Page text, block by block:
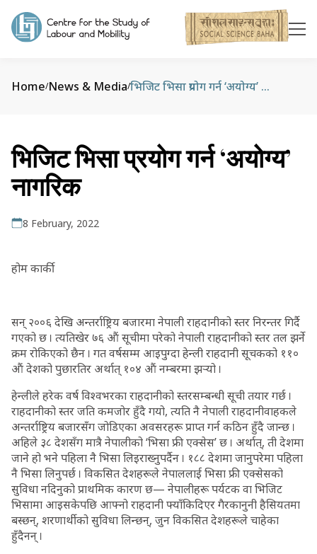
Home/News & Media/ भिजिट भिसा प्रयोग गर्न ‘अयोग्य’ नागरिक
भिजिट भिसा प्रयोग गर्न ‘अयोग्य’
नागरिक
8 February, 2022
होम कार्की
सन् २००६ देखि अन्तर्राष्ट्रिय बजारमा नेपाली राहदानीको स्तर निरन्तर गिर्दै
गएको छ । त्यतिखेर ७६ औं सूचीमा परेको नेपाली राहदानीको स्तर तल झर्ने
क्रम रोकिएको छैन । गत वर्षसम्म आइपुग्दा हेन्ली राहदानी सूचकको ११०
औं देशको पुछारतिर अर्थात् १०४ औं नम्बरमा झर्‍यो ।
हेन्लीले हरेक वर्ष विश्वभरका राहदानीको स्तरसम्बन्धी सूची तयार गर्छ ।
राहदानीको स्तर जति कमजोर हुँदै गयो, त्यति नै नेपाली राहदानीवाहकले
अन्तर्राष्ट्रिय बजारसँग जोडिएका अवसरहरू प्राप्त गर्न कठिन हुँदै जान्छ ।
अहिले ३८ देशसँग मात्रै नेपालीको ‘भिसा फ्री एक्सेस’ छ । अर्थात्, ती देशमा
जाने हो भने पहिला नै भिसा लिइराख्नुपर्दैन । १८८ देशमा जानुपरेमा पहिला
नै भिसा लिनुपर्छ । विकसित देशहरूले नेपाललाई भिसा फ्री एक्सेसको
सुविधा नदिनुको प्राथमिक कारण छ— नेपालीहरू पर्यटक वा भिजिट
भिसामा आइसकेपछि आफ्नो राहदानी फ्याँकिदिएर गैरकानुनी हैसियतमा
बस्छन्, शरणार्थीको सुविधा लिन्छन्, जुन विकसित देशहरूले चाहेका
हुँदैनन् ।